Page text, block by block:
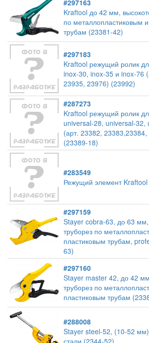
#297163
Kraftool до 42 мм,
по металлопластиковым
трубам (23381-42)
#297183
Kraftool режущий ролик
inox-30, inox-35 и inox-76
23935, 23976) (23992)
#287273
Kraftool режущий ролик
universal-28, universal-32,
(арт. 23382,
(23389-18)
#283549
Режущий элемент
#297159
Stayer cobra-63, до 63 мм,
труборез по
пластиковым трубам,
63)
#297160
Stayer master 42, до 42
труборез по
пластиковым трубам
#288008
Stayer steel-52, (10-52
стали (2344-52)